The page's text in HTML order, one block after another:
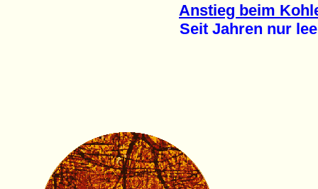
Anstieg beim
Seit Jahren nur